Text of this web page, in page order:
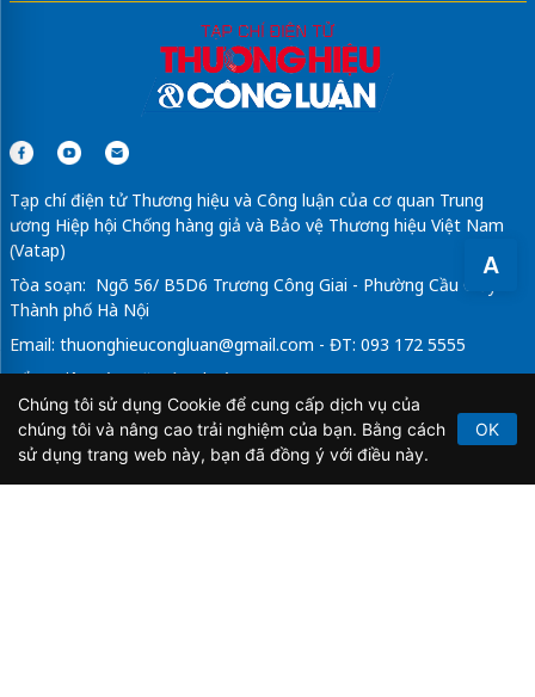
A
Tạp chí điện tử Thương hiệu và Công luận của cơ quan Trung
ương Hiệp hội Chống hàng giả và Bảo vệ Thương hiệu Việt Nam
(Vatap)
Tòa soạn: Ngõ 56/ B5D6 Trương Công Giai - Phường Cầu Giấy -
Thành phố Hà Nội
Email: thuonghieucongluan@gmail.com - ĐT: 093 172 5555
Tổng Biên Tập: Vũ Đức Thuận
Giấy phép hoạt động báo chí điện tử số 64/GP-BTTTT do Bộ
Thông tin và Truyền thông cấp ngày 21/2/2020.
Chúng tôi sử dụng Cookie để cung cấp dịch vụ của
chúng tôi và nâng cao trải nghiệm của bạn. Bằng cách
sử dụng trang web này, bạn đã đồng ý với điều này.
OK